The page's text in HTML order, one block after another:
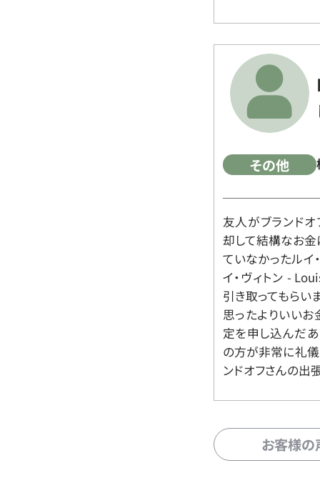
その他
友人がブランド
却して結構なお金
ていなかったルイ
イ・ヴィトン -
引き取ってもらい
思ったよりいいお
定を申し込んだ
の方が非常に礼儀
ンドオフさんの出
お客様